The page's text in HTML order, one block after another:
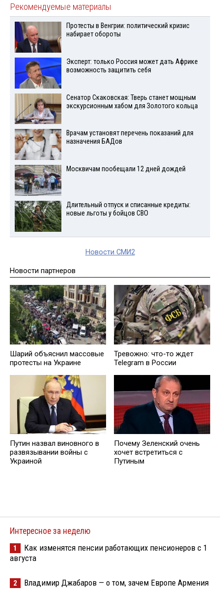
Рекомендуемые материалы
Протесты в Венгрии: политический кризис
набирает обороты
Эксперт: только Россия может дать Африке
возможность защитить себя
Сенатор Скаковская: Тверь станет мощным
экскурсионным хабом для Золотого кольца
Врачам установят перечень показаний для
назначения БАДов
Москвичам пообещали 12 дней дождей
Длительный отпуск и списанные кредиты:
новые льготы у бойцов СВО
Новости СМИ2
Новости партнеров
Шарий объяснил массовые
протесты на Украине
Тревожно: что-то ждет
Telegram в России
Путин назвал виновного в
развязывании войны с
Украиной
Почему Зеленский очень
хочет встретиться с
Путиным
Интересное за неделю
1
Как изменятся пенсии работающих пенсионеров с 1
августа
2 Владимир Джабаров — о том, зачем Европе Армения